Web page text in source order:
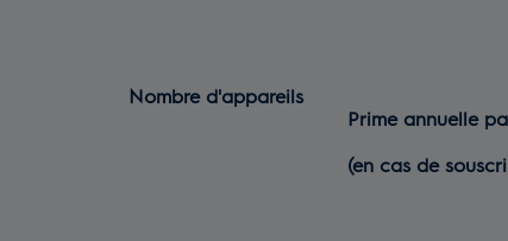
Nombre d'appareils
Prime annuelle
(en cas de